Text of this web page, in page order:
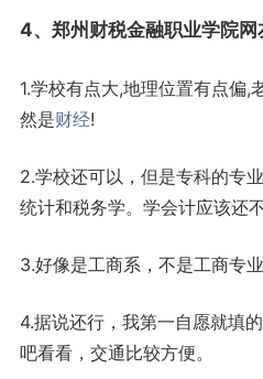
4、郑州财税金融职业学院网
1.学校有点大,地理位置有点偏,
然是财经!
2.学校还可以，但是专科的专
统计和税务学。学会计应该还不
3.好像是工商系，不是工商专
4.据说还行，我第一自愿就填
吧看看，交通比较方便。